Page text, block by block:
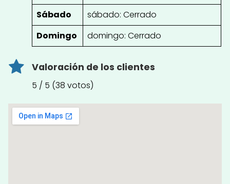
Sábado
sábado: Cerrado
Domingo
domingo: Cerrado
Valoración de los clientes
5 / 5 (38 votos)